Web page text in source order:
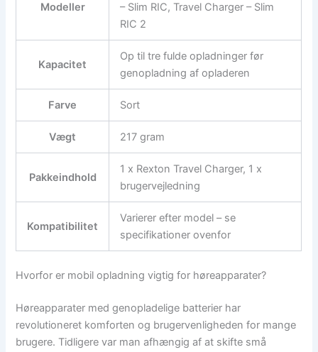
Modeller
– Slim RIC, Travel Charger – Slim
RIC 2
Kapacitet
Op til tre fulde opladninger før
genopladning af opladeren
Farve Sort
Vægt 217 gram
Pakkeindhold
1 x Rexton Travel Charger, 1 x
brugervejledning
Kompatibilitet
Varierer efter model – se
specifikationer ovenfor
Hvorfor er mobil opladning vigtig for høreapparater?
Høreapparater med genopladelige batterier har
revolutioneret komforten og brugervenligheden for mange
brugere. Tidligere var man afhængig af at skifte små